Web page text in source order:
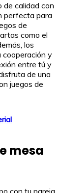
de calidad con
perfecta para
de
como el
los
cooperación y
entre tú y
de una
juegos de
mesa